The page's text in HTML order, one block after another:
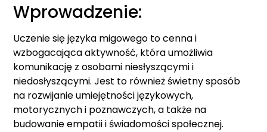
Wprowadzenie:
Uczenie się języka migowego to cenna i
wzbogacająca aktywność, która umożliwia
komunikację z osobami niesłyszącymi i
niedosłyszącymi. Jest to również świetny sposób
na rozwijanie umiejętności językowych,
motorycznych i poznawczych, a także na
budowanie empatii i świadomości społecznej.